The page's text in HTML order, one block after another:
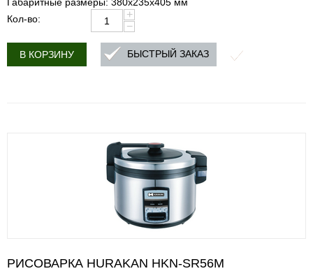
Кол-во:
+
−
В КОРЗИНУ БЫСТРЫЙ ЗАКАЗ
РИСОВАРКА HURAKAN HKN-SR56M